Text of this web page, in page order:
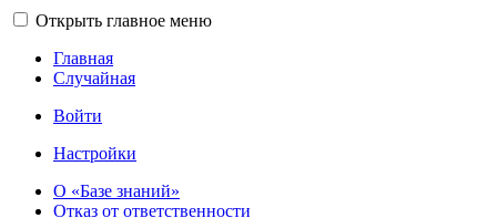
Открыть главное меню
Главная
Случайная
Войти
Настройки
О «Базе знаний»
Отказ от ответственности